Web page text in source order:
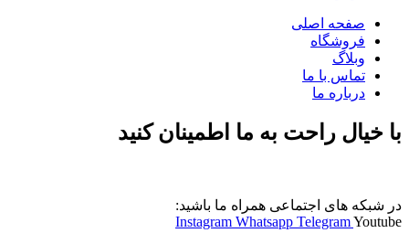
صفحه اصلی
فروشگاه
وبلاگ
تماس با ما
درباره ما
با خیال راحت به ما اطمینان کنید
در شبکه های اجتماعی همراه ما باشید:
Instagram Whatsapp TelegramYoutube